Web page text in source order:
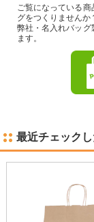
ご覧になっている
グをつくりませんか
弊社・名入れバッグ
ます。
最近チェック